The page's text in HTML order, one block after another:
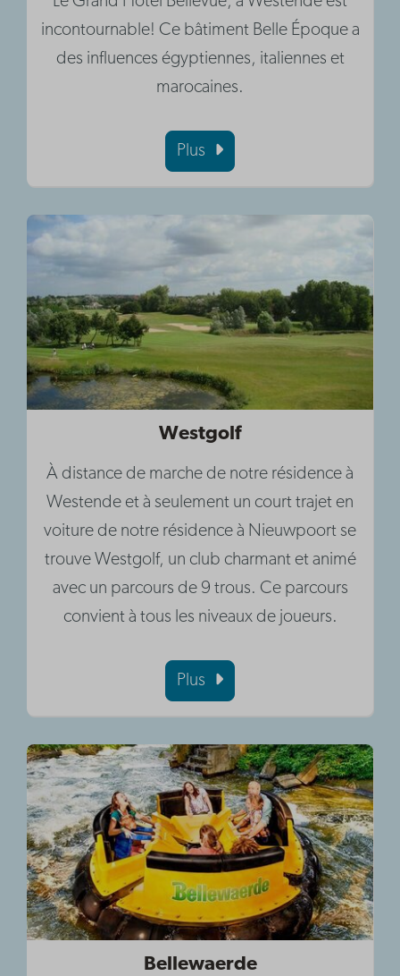
incontournable! Ce bâtiment Belle Époque a
des influences égyptiennes, italiennes et
marocaines.
Plus
Westgolf
À distance de marche de notre résidence à
Westende et à seulement un court trajet en
voiture de notre résidence à Nieuwpoort se
trouve Westgolf, un club charmant et animé
avec un parcours de 9 trous. Ce parcours
convient à tous les niveaux de joueurs.
Plus
Bellewaerde